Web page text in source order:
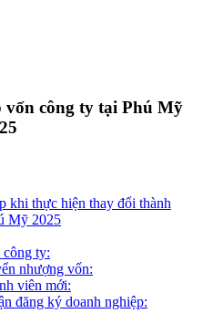
công ty tại Phú Mỹ
khi thực hiện thay đổi thành
Mỹ 2025
công ty:
nhượng vốn:
viên mới:
đăng ký doanh nghiệp: